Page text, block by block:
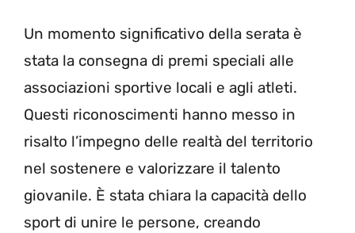
Un momento significativo della serata è
stata la consegna di premi speciali alle
associazioni sportive locali e agli atleti.
Questi riconoscimenti hanno messo in
risalto l’impegno delle realtà del territorio
nel sostenere e valorizzare il talento
giovanile. È stata chiara la capacità dello
sport di unire le persone, creando